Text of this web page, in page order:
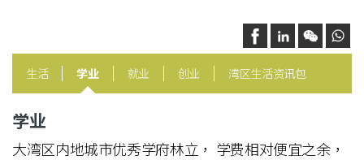
生活 学业 就业 创业 湾区生活资讯包
学业
大湾区内地城市优秀学府林立， 学费相对便宜之余，